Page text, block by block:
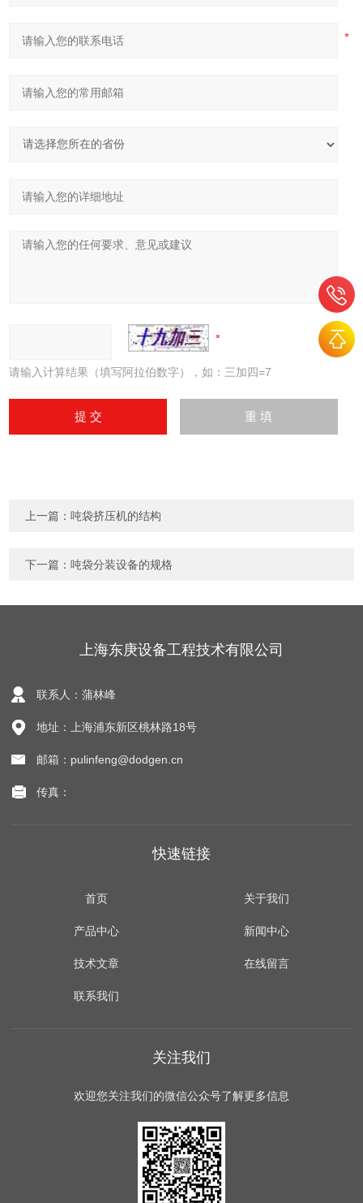
请输入计算结果（填写阿拉伯数字），如：三加四=7
上一篇：吨袋挤压机的结构
下一篇：吨袋分装设备的规格
上海东庚设备工程技术有限公司
联系人：蒲林峰
地址：上海浦东新区桃林路18号
邮箱：pulinfeng@dodgen.cn
传真：
快速链接
首页 关于我们
产品中心 新闻中心
技术文章 在线留言
联系我们
关注我们
欢迎您关注我们的微信公众号了解更多信息